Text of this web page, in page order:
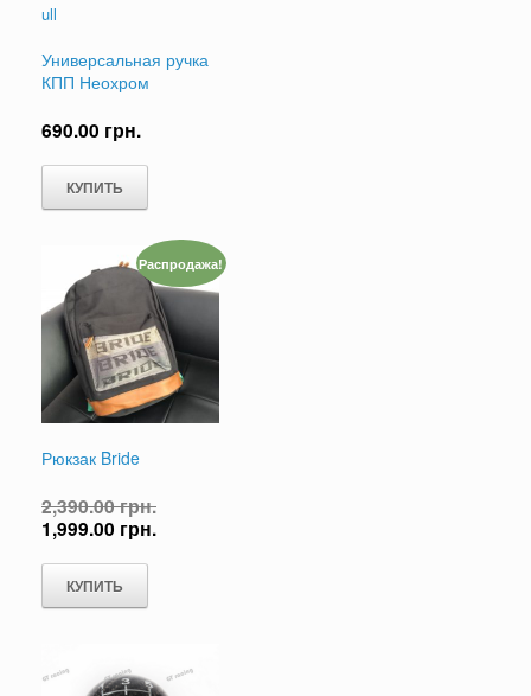
Универсальная ручка
КПП Неохром
690.00 грн.
КУПИТЬ
Распродажа!
Рюкзак Bride
2,390.00грн.
1,999.00 грн.
КУПИТЬ